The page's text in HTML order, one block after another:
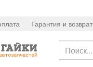
Гарантия и возврат